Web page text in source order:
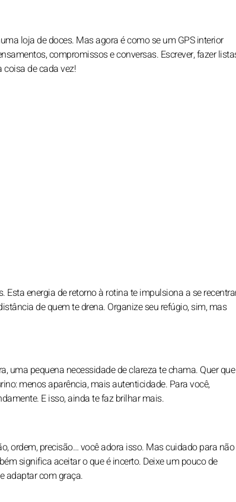
loja de doces. Mas agora é como se um GPS interior
compromissos e conversas. Escrever, fazer
de cada vez!
energia de retorno à rotina te impulsiona a se
de quem te drena. Organize seu refúgio, sim, mas
uma pequena necessidade de clareza te chama. Quer que
menos aparência, mais autenticidade. Para você,
E isso, ainda te faz brilhar mais.
ordem, precisão… você adora isso. Mas cuidado para não
significa aceitar o que é incerto. Deixe um pouco de
adaptar com graça.